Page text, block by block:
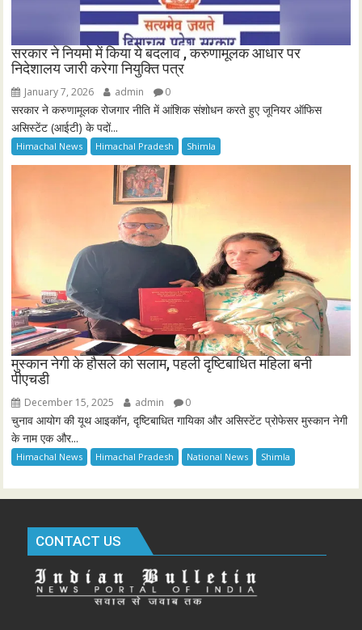
सरकार ने नियमो में किया ये बदलाव , करुणामूलक आधार पर
निदेशालय जारी करेगा नियुक्ति पत्र
January 7, 2026 admin 0
सरकार ने करुणामूलक रोजगार नीति में आंशिक संशोधन करते हुए जूनियर ऑफिस
असिस्टेंट (आईटी) के पदों...
Himachal News Himachal Pradesh Shimla
मुस्कान नेगी के हौसले को सलाम, पहली दृष्टिबाधित महिला बनी
पीएचडी
December 15, 2025 admin 0
चुनाव आयोग की यूथ आइकॉन, दृष्टिबाधित गायिका और असिस्टेंट प्रोफेसर मुस्कान नेगी
के नाम एक और...
Himachal News Himachal Pradesh National News Shimla
CONTACT US